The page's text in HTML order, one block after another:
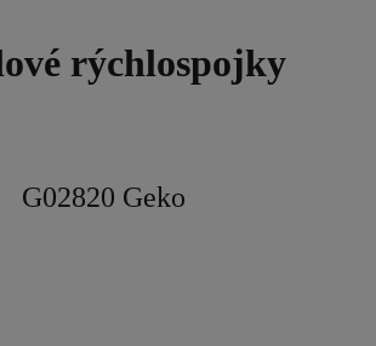
rýchlospojky
G02820 Geko